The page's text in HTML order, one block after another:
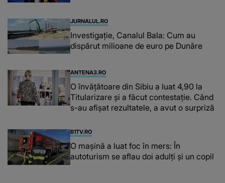
JURNALUL.RO
Investigație, Canalul Bala: Cum au
dispărut milioane de euro pe Dunăre
ANTENA3.RO
O învățătoare din Sibiu a luat 4,90 la
Titularizare și a făcut contestație. Când
s-au afișat rezultatele, a avut o surpriză
B1TV.RO
O maşină a luat foc în mers: În
autoturism se aflau doi adulți și un copil